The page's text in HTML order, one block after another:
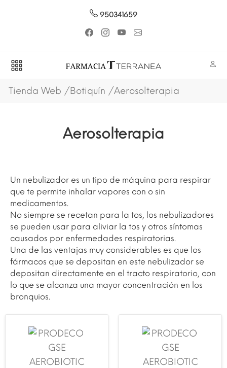
950341659
Tienda Web Botiquín Aerosolterapia
Aerosolterapia
Un nebulizador es un tipo de máquina para respirar
que te permite inhalar vapores con o sin
medicamentos.
No siempre se recetan para la tos, los nebulizadores
se pueden usar para aliviar la tos y otros síntomas
causados por enfermedades respiratorias.
Una de las ventajas muy considerables es que los
fármacos que se depositan en este nebulizador se
depositan directamente en el tracto respiratorio, con
lo que se alcanza una mayor concentración en los
bronquios.